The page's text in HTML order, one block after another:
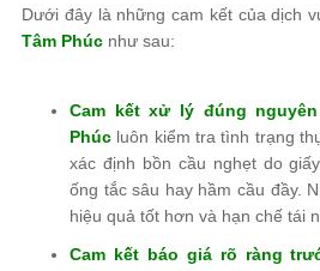
Dưới đây là những cam kết của dịch
Tâm Phúc như sau:
Cam kết xử lý đúng
Phúc luôn kiểm tra tình trạng
xác định bồn cầu nghẹt do
ống tắc sâu hay hầm cầu đầy.
hiệu quả tốt hơn và hạn chế tái
Cam kết báo giá rõ ràng